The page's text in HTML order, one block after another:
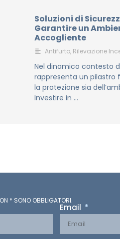
Soluzioni di
Garantire un
Accogliente
Antifurto, Rilevazione
Nel dinamico contesto
rappresenta un
la protezione sia
Investire in …
* SONO OBBLIGATORI.
Email